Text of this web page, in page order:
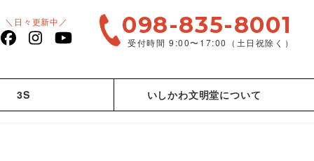
＼日々更新中／
facebook
Instagram
YouTube
098-835-8001
受付時間 9:00〜17:00（土日祝除く）
3S いしかわ文明堂について